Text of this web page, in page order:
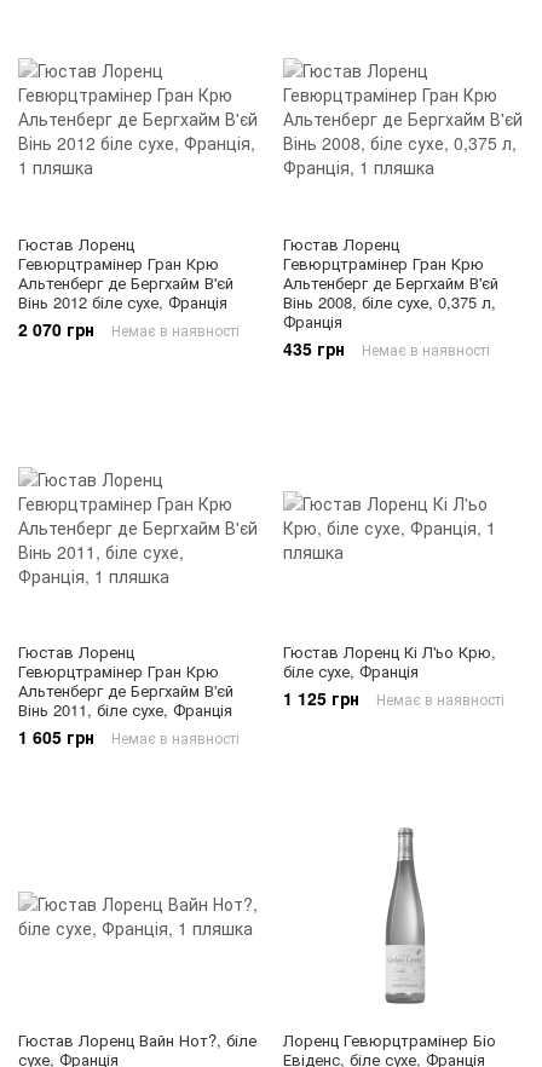
Гюстав Лоренц
Гевюрцтрамінер Гран Крю
Альтенберг де Бергхайм В'єй
Вінь 2012 біле сухе, Франція
2 070 грн Немає в наявності
Гюстав Лоренц
Гевюрцтрамінер Гран Крю
Альтенберг де Бергхайм В'єй
Вінь 2008, біле сухе, 0,375 л,
Франція
435 грн Немає в наявності
Гюстав Лоренц
Гевюрцтрамінер Гран Крю
Альтенберг де Бергхайм В'єй
Вінь 2011, біле сухе, Франція
1 605 грн Немає в наявності
Гюстав Лоренц Кі Л'ьо Крю,
біле сухе, Франція
1 125 грн Немає в наявності
Гюстав Лоренц Вайн Нот?, біле
сухе, Франція
Лоренц Гевюрцтрамінер Біо
Евіденс, біле сухе, Франція